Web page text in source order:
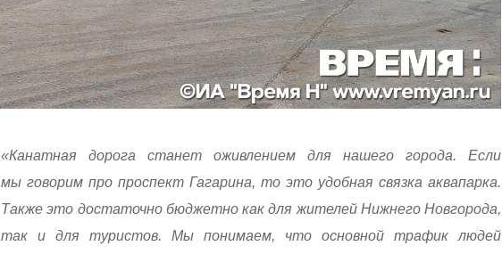
«Канатная дорога станет оживлением для нашего города. Если
мы говорим про проспект Гагарина, то это удобная связка аквапарка.
Также это достаточно бюджетно как для жителей Нижнего Новгорода,
так и для туристов. Мы понимаем, что основной трафик людей